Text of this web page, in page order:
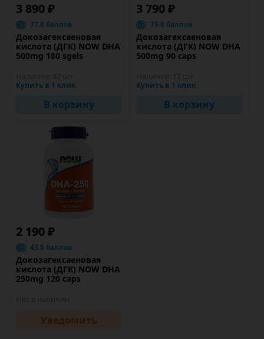
3 890 ₽
77.8 баллов
Докозагексаеновая
кислота (ДГК) NOW DHA
500mg 180 sgels
Купить в 1 клик
В корзину
3 790 ₽
75.8 баллов
Докозагексаеновая
кислота (ДГК) NOW DHA
500mg 90 caps
Купить в 1 клик
В корзину
2 190 ₽
43.8 баллов
Докозагексаеновая
кислота (ДГК) NOW DHA
250mg 120 caps
Уведомить